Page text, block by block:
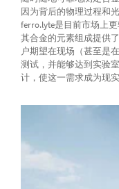
因为背后的物理过程和
ferro.lyte是目前市场上
其合金的元素组成提供
户期望在现场（甚至是
测试，并能够达到实验
计，使这一需求成为现实